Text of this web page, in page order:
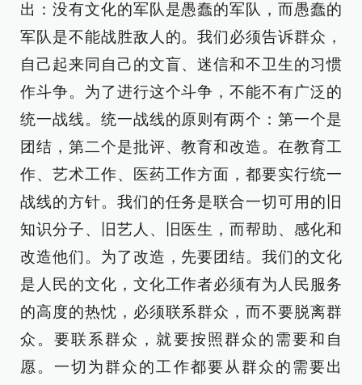
出：没有文化的军队是愚蠢的军队，而愚蠢的
军队是不能战胜敌人的。我们必须告诉群众，
自己起来同自己的文盲、迷信和不卫生的习惯
作斗争。为了进行这个斗争，不能不有广泛的
统一战线。统一战线的原则有两个：第一个是
团结，第二个是批评、教育和改造。在教育工
作、艺术工作、医药工作方面，都要实行统一
战线的方针。我们的任务是联合一切可用的旧
知识分子、旧艺人、旧医生，而帮助、感化和
改造他们。为了改造，先要团结。我们的文化
是人民的文化，文化工作者必须有为人民服务
的高度的热忱，必须联系群众，而不要脱离群
众。要联系群众，就要按照群众的需要和自
愿。一切为群众的工作都要从群众的需要出